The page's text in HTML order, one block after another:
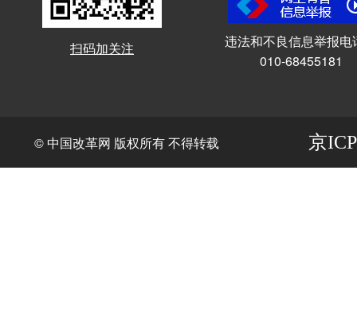
扫码加关注
违法和不良信息举报电
010-68455181
© 中国改革网 版权所有 不得转载 京